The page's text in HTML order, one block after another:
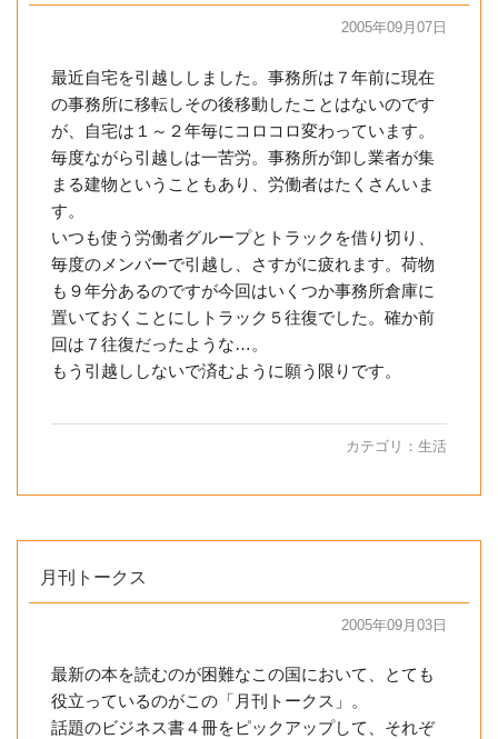
2005年09月07日
最近自宅を引越ししました。事務所は７年前に現在
の事務所に移転しその後移動したことはないのです
が、自宅は１～２年毎にコロコロ変わっています。
毎度ながら引越しは一苦労。事務所が卸し業者が集
まる建物ということもあり、労働者はたくさんいま
す。
いつも使う労働者グループとトラックを借り切り、
毎度のメンバーで引越し、さすがに疲れます。荷物
も９年分あるのですが今回はいくつか事務所倉庫に
置いておくことにしトラック５往復でした。確か前
回は７往復だったような…。
もう引越ししないで済むように願う限りです。
カテゴリ： 生活
月刊トークス
2005年09月03日
最新の本を読むのが困難なこの国において、とても
役立っているのがこの「月刊トークス」。
話題のビジネス書４冊をピックアップして、それぞ